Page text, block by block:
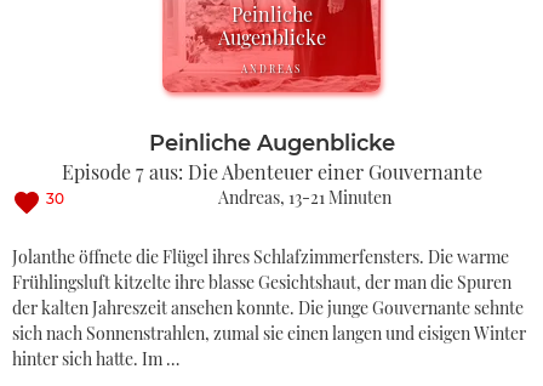
Peinliche
Augenblicke
ANDREAS
Peinliche Augenblicke
Episode 7 aus: Die Abenteuer einer Gouvernante
30 Andreas 13-21 Minuten
Jolanthe öffnete die Flügel ihres Schlafzimmerfensters. Die warme
Frühlingsluft kitzelte ihre blasse Gesichtshaut, der man die Spuren
der kalten Jahreszeit ansehen konnte. Die junge Gouvernante sehnte
sich nach Sonnenstrahlen, zumal sie einen langen und eisigen Winter
hinter sich hatte. Im …